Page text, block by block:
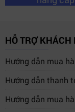
HỖ TRỢ KHÁCH
Hướng dẫn mua
Hướng dẫn thanh
Hướng dẫn mua